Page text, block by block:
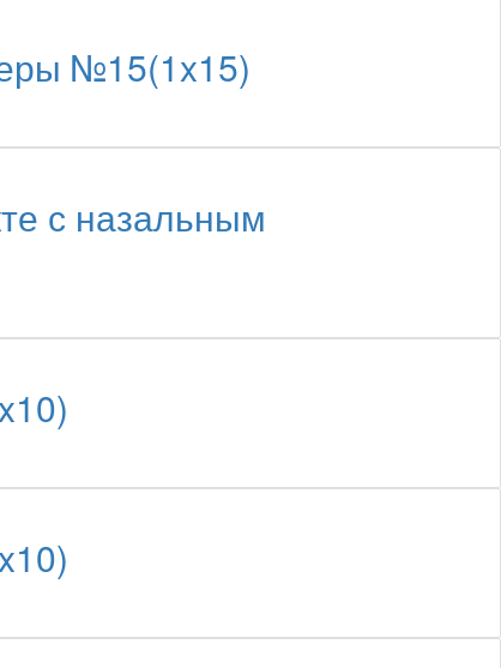
№15(1x15)
с назальным